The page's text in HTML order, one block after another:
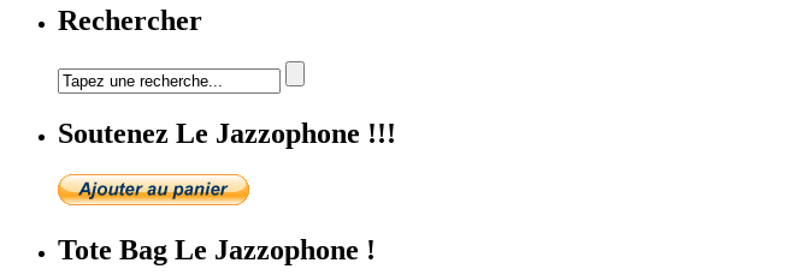
Rechercher
Soutenez Le Jazzophone !!!
Tote Bag Le Jazzophone !